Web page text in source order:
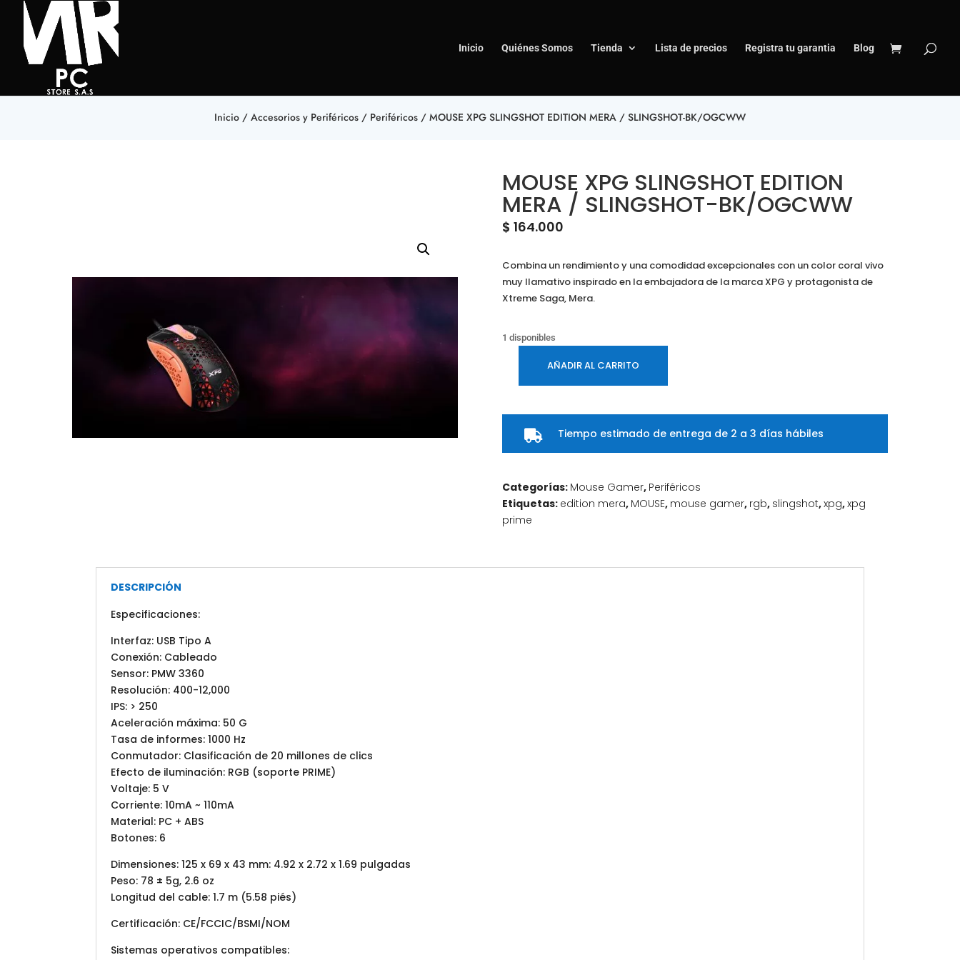
Inicio Quiénes Somos Tienda Lista de precios Registra tu garantia Blog
Inicio / Accesorios y Periféricos / Periféricos / MOUSE XPG SLINGSHOT EDITION MERA / SLINGSHOT-BK/OGCWW
MOUSE XPG SLINGSHOT EDITION
MERA / SLINGSHOT-BK/OGCWW
$ 164.000
Combina un rendimiento y una comodidad excepcionales con un color coral vivo
muy llamativo inspirado en la embajadora de la marca XPG y protagonista de
Xtreme Saga, Mera.
1 disponibles
XPG
MERA
/
BK/OGCWW
cantidad
AÑADIR AL CARRITO
 Tiempo estimado de entrega de 2 a 3 días hábiles
Categorías: Mouse Gamer, Periféricos
Etiquetas: edition mera, MOUSE, mouse gamer, rgb, slingshot,xpg,xpg
prime
DESCRIPCIÓN
Especificaciones:
Interfaz: USB Tipo A
Conexión: Cableado
Sensor: PMW 3360
Resolución: 400-12,000
IPS: > 250
Aceleración máxima: 50 G
Tasa de informes: 1000 Hz
Conmutador: Clasificación de 20 millones de clics
Efecto de iluminación: RGB (soporte PRIME)
Voltaje: 5 V
Corriente: 10mA ~ 110mA
Material: PC + ABS
Botones: 6
Dimensiones: 125 x 69 x 43 mm: 4.92 x 2.72 x 1.69 pulgadas
Peso: 78 ± 5g, 2.6 oz
Longitud del cable: 1.7 m (5.58 piés)
Certificación: CE/FCCIC/BSMI/NOM
Sistemas operativos compatibles: